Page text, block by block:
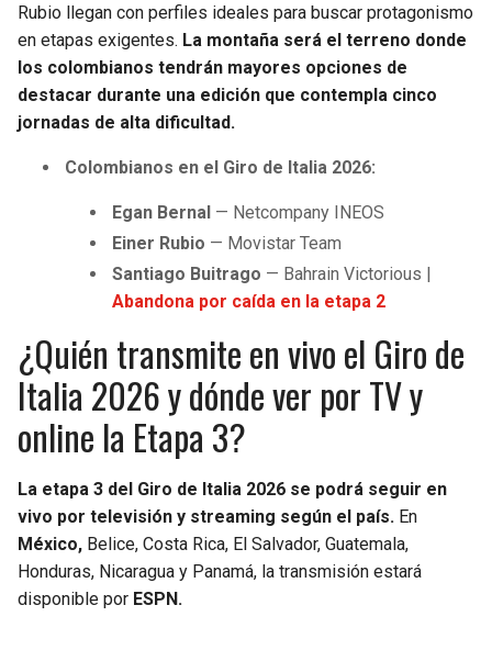
Rubio llegan con perfiles ideales para buscar protagonismo
en etapas exigentes. La montaña será el terreno donde
los colombianos tendrán mayores opciones de
destacar durante una edición que contempla cinco
jornadas de alta dificultad.
Colombianos en el Giro de Italia 2026:
Egan Bernal — Netcompany INEOS
Einer Rubio — Movistar Team
Santiago Buitrago — Bahrain Victorious |
Abandona por caída en la etapa 2
¿Quién transmite en vivo el Giro de
Italia 2026 y dónde ver por TV y
online la Etapa 3?
La etapa 3 del Giro de Italia 2026 se podrá seguir en
vivo por televisión y streaming según el país. En
México, Belice, Costa Rica, El Salvador, Guatemala,
Honduras, Nicaragua y Panamá, la transmisión estará
disponible por ESPN.